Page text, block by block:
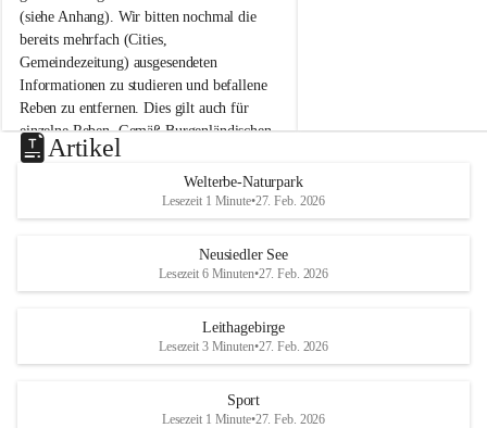
n
n
a
m
N
e
u
s
d
S
(siehe Anhang). Wir bitten nochmal die
bereits mehrfach (Cities,
Gemeindezeitung) ausgesendeten
Informationen zu studieren und befallene
Reben zu entfernen. Dies gilt auch für
einzelne Reben. Gemäß Burgenländischen
Weinbaugesetz sind nicht gepflegte oder
unzulässige Weingärten zu roden! Bitte
helfen wir zusammen um unsere Winzer
vor den prognostizierten Ernteausfällen
und den daraus folgenden wirtschaftlichen
Maßnahmen zur Bekämpfung
Rebe und der Amerikanischen
u
e
d
r
S
Artikel
Welterbe-Naturpark
Lesezeit 1 Minute•27. Feb. 2026
Neusiedler See
Lesezeit 6 Minuten•27. Feb. 2026
Leithagebirge
Lesezeit 3 Minuten•27. Feb. 2026
Sport
Lesezeit 1 Minute•27. Feb. 2026